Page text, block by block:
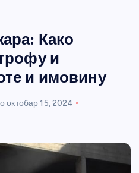
Како
и
и имовину
октобар 15, 2024